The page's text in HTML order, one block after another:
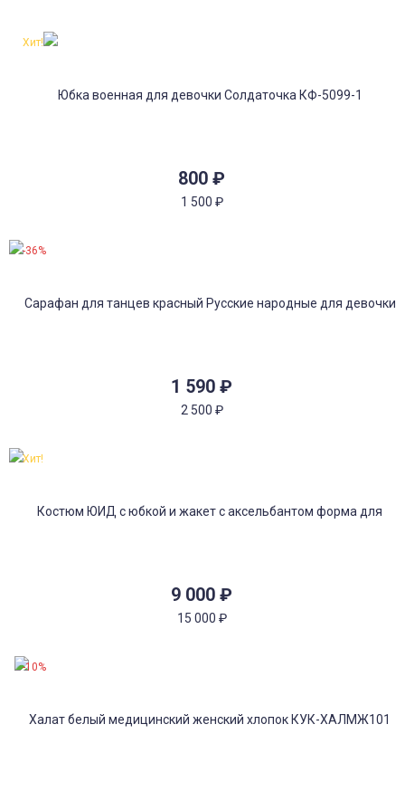
800 ₽
1 500 ₽
Хит!
1 590 ₽
2 500 ₽
-36%
9 000 ₽
15 000 ₽
Хит!
-10%